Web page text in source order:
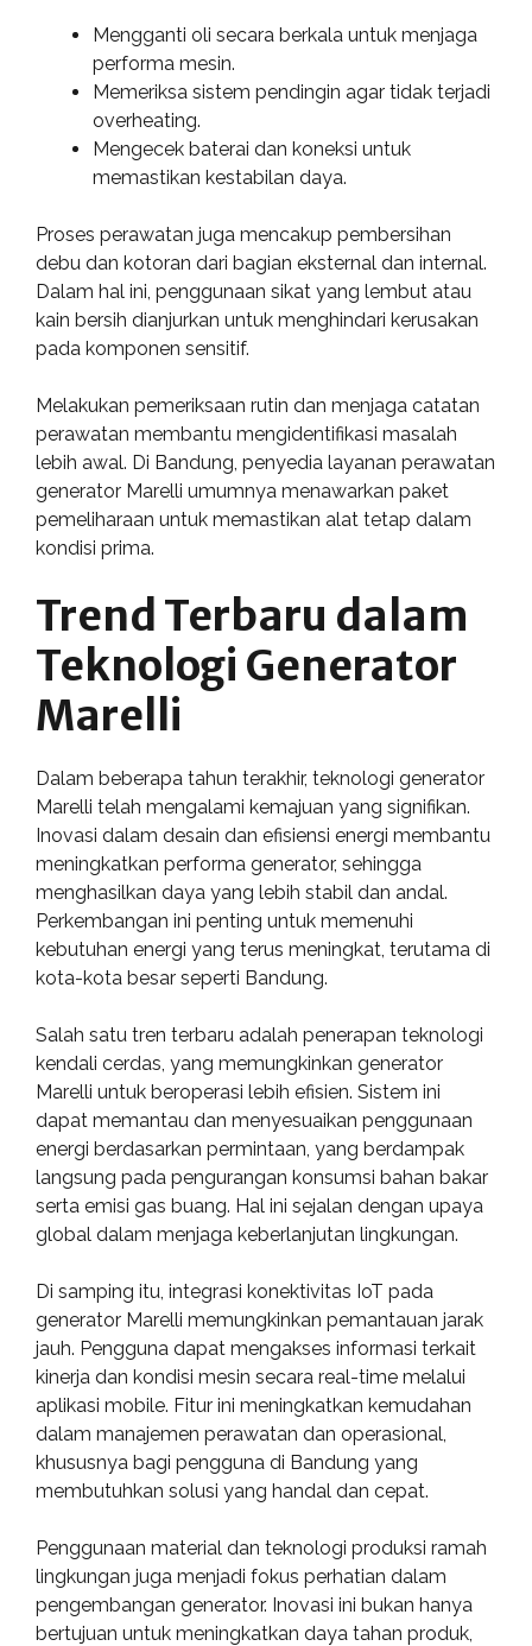
Mengganti oli secara berkala untuk menjaga
performa mesin.
Memeriksa sistem pendingin agar tidak terjadi
overheating.
Mengecek baterai dan koneksi untuk
memastikan kestabilan daya.
Proses perawatan juga mencakup pembersihan
debu dan kotoran dari bagian eksternal dan internal.
Dalam hal ini, penggunaan sikat yang lembut atau
kain bersih dianjurkan untuk menghindari kerusakan
pada komponen sensitif.
Melakukan pemeriksaan rutin dan menjaga catatan
perawatan membantu mengidentifikasi masalah
lebih awal. Di Bandung, penyedia layanan perawatan
generator Marelli umumnya menawarkan paket
pemeliharaan untuk memastikan alat tetap dalam
kondisi prima.
Trend Terbaru dalam
Teknologi Generator
Marelli
Dalam beberapa tahun terakhir, teknologi generator
Marelli telah mengalami kemajuan yang signifikan.
Inovasi dalam desain dan efisiensi energi membantu
meningkatkan performa generator, sehingga
menghasilkan daya yang lebih stabil dan andal.
Perkembangan ini penting untuk memenuhi
kebutuhan energi yang terus meningkat, terutama di
kota-kota besar seperti Bandung.
Salah satu tren terbaru adalah penerapan teknologi
kendali cerdas, yang memungkinkan generator
Marelli untuk beroperasi lebih efisien. Sistem ini
dapat memantau dan menyesuaikan penggunaan
energi berdasarkan permintaan, yang berdampak
langsung pada pengurangan konsumsi bahan bakar
serta emisi gas buang. Hal ini sejalan dengan upaya
global dalam menjaga keberlanjutan lingkungan.
Di samping itu, integrasi konektivitas IoT pada
generator Marelli memungkinkan pemantauan jarak
jauh. Pengguna dapat mengakses informasi terkait
kinerja dan kondisi mesin secara real-time melalui
aplikasi mobile. Fitur ini meningkatkan kemudahan
dalam manajemen perawatan dan operasional,
khususnya bagi pengguna di Bandung yang
membutuhkan solusi yang handal dan cepat.
Penggunaan material dan teknologi produksi ramah
lingkungan juga menjadi fokus perhatian dalam
pengembangan generator. Inovasi ini bukan hanya
bertujuan untuk meningkatkan daya tahan produk,